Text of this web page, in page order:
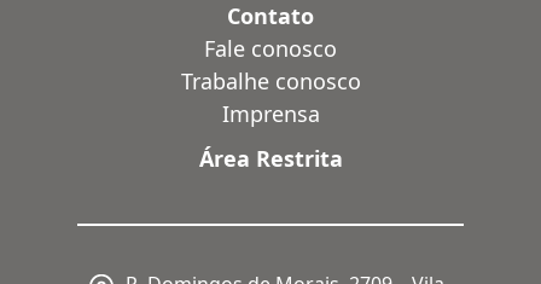
Contato
Fale conosco
Trabalhe conosco
Imprensa
Área Restrita